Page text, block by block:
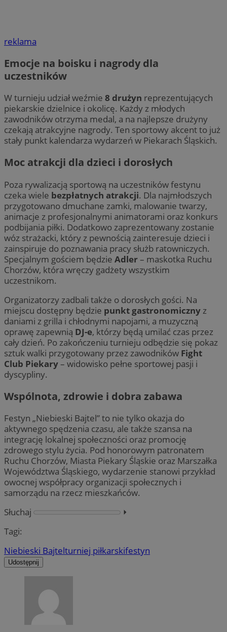
reklama
Emocje na boisku i nagrody dla
uczestników
W turnieju udział weźmie 8 drużyn reprezentujących
piekarskie dzielnice i okolicę. Każdy z młodych
zawodników otrzyma medal, a na najlepsze drużyny
czekają atrakcyjne nagrody. Ten sportowy akcent to już
stały punkt kalendarza wydarzeń w Piekarach Śląskich.
Moc atrakcji dla dzieci i dorosłych
Poza rywalizacją sportową na uczestników festynu
czeka wiele bezpłatnych atrakcji. Dla najmłodszych
przygotowano dmuchane zamki, malowanie twarzy,
animacje z profesjonalnymi animatorami oraz konkurs
podbijania piłki. Dodatkowo zaprezentowany zostanie
wóz strażacki, który z pewnością zainteresuje dzieci i
zainspiruje do poznawania pracy służb ratowniczych.
Specjalnym gościem będzie Adler– maskotka Ruchu
Chorzów, która wręczy gadżety wszystkim
uczestnikom.
Organizatorzy zadbali także o dorosłych gości. Na
miejscu dostępny będzie punkt gastronomicznyz
daniami z grilla i chłodnymi napojami, a muzyczną
oprawę zapewnią DJ-e, którzy będą umilać czas przez
cały dzień. Po zakończeniu turnieju odbędzie się pokaz
sztuk walki przygotowany przez zawodników Fight
Club Piekary– widowisko pełne sportowej pasji i
dyscypliny.
Wspólnota, zdrowie i dobra zabawa
Festyn „Niebieski Bajtel” to nie tylko okazja do
aktywnego spędzenia czasu, ale także szansa na
integrację lokalnej społeczności oraz promocję
zdrowego stylu życia. Pod honorowym patronatem
Ruchu Chorzów, Miasta Piekary Śląskie oraz Marszałka
Województwa Śląskiego, wydarzenie stanowi przykład
owocnej współpracy organizacji społecznych i
samorządu na rzecz mieszkańców.
Słuchaj
⏵︎
Tagi:
Niebieski Bajtelturniej piłkarskifestyn
Udostępnij